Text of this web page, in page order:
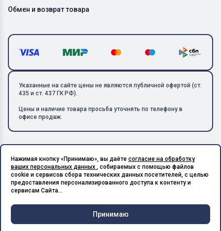
Обмен и возврат товара
Указанные на сайте цены не являются публичной офертой (ст.
435 и ст. 437 ГК РФ).
Цены и наличие товара просьба уточнять по телефону в
офисе продаж.
Copyright © 2026 ООО «Металлолом-1». Все права защищены.
Разработано в X-Point.Studio
ИНН: 5003129594 | КПП: 500301001 | ОГРН: 1185027017240
Подпишитесь на Telegram,
получите скидку 20%
Главная Каталог Корзина Меню
Нажимая кнопку «Принимаю», вы даёте согласие на обработку
ваших персональных данных , собираемых с помощью файлов
cookie и сервисов сбора технических данных посетителей, с целью
предоставления персонализированного доступа к контенту и
сервисам Сайта...
Принимаю